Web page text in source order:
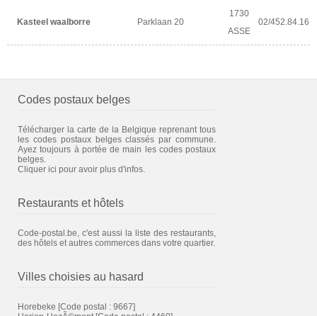
Kasteel waalborre Parklaan 20
1730
ASSE
02/452.84.16
Codes postaux belges
Télécharger la carte de la Belgique reprenant tous
les codes postaux belges classés par commune.
Ayez toujours à portée de main les codes postaux
belges.
Cliquer ici pour avoir plus d'infos.
Restaurants et hôtels
Code-postal.be, c'est aussi la liste des restaurants,
des hôtels et autres commerces dans votre quartier.
Villes choisies au hasard
Horebeke [Code postal : 9667]